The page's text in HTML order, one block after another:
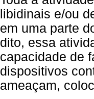
libidinais e/ou
em uma parte
dito, essa
capacidade de
dispositivos
ameaçam,